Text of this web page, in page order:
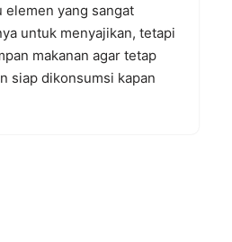
elemen yang sangat
untuk menyajikan, tetapi
makanan agar tetap
siap dikonsumsi kapan